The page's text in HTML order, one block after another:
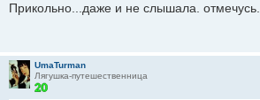
о
н
и
е
Прикольно...даже и не слышала. отмечусь.
UmaTurman
Лягушка-путешественница